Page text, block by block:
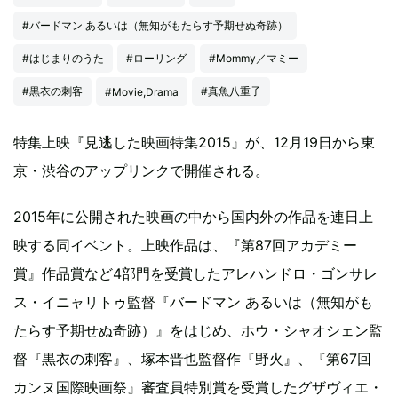
#バードマン あるいは（無知がもたらす予期せぬ奇跡）
#はじまりのうた #ローリング #Mommy／マミー
#黒衣の刺客 #Movie,Drama #真魚八重子
特集上映『見逃した映画特集2015』が、12月19日から東
京・渋谷のアップリンクで開催される。
2015年に公開された映画の中から国内外の作品を連日上
映する同イベント。上映作品は、『第87回アカデミー
賞』作品賞など4部門を受賞したアレハンドロ・ゴンサレ
ス・イニャリトゥ監督『バードマン あるいは（無知がも
たらす予期せぬ奇跡）』をはじめ、ホウ・シャオシェン監
督『黒衣の刺客』、塚本晋也監督作『野火』、『第67回
カンヌ国際映画祭』審査員特別賞を受賞したグザヴィエ・